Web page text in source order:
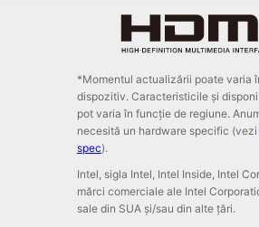
*Momentul actualizării poate varia
dispozitiv. Caracteristicile și
pot varia în funcție de regiune.
necesită un hardware specific (vezi
spec).
Intel, sigla Intel, Intel Inside, Intel
mărci comerciale ale Intel
sale din SUA și/sau din alte țări.